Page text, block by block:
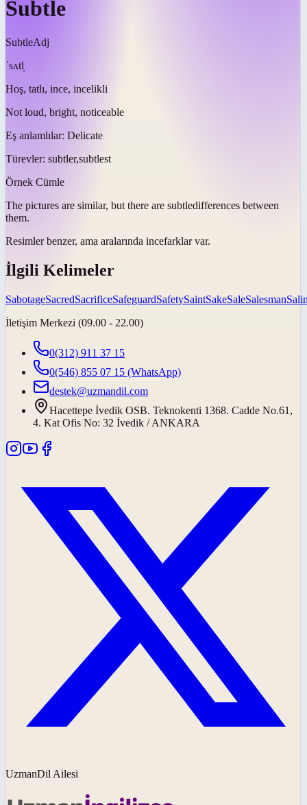
Subtle
SubtleAdj
ˈsʌtl̩
Hoş, tatlı, ince, incelikli
Not loud, bright, noticeable
Eş anlamlılar: Delicate
Türevler: subtler,subtlest
Örnek Cümle
The pictures are similar, but there are subtledifferences between
them.
Resimler benzer, ama aralarında incefarklar var.
İlgili Kelimeler
SabotageSacredSacrificeSafeguardSafetySaintSakeSaleSalesman
İletişim Merkezi (09.00 - 22.00)
0(312) 911 37 15
0(546) 855 07 15 (WhatsApp)
destek@uzmandil.com
Hacettepe İvedik OSB. Teknokenti 1368. Cadde No.61,
4. Kat Ofis No: 32 İvedik / ANKARA
UzmanDil Ailesi